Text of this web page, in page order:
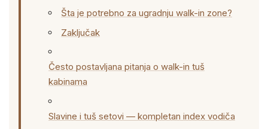
Šta je potrebno za ugradnju walk-in zone?
Zaključak
Često postavljana pitanja o walk-in tuš
kabinama
Slavine i tuš setovi — kompletan index vodiča